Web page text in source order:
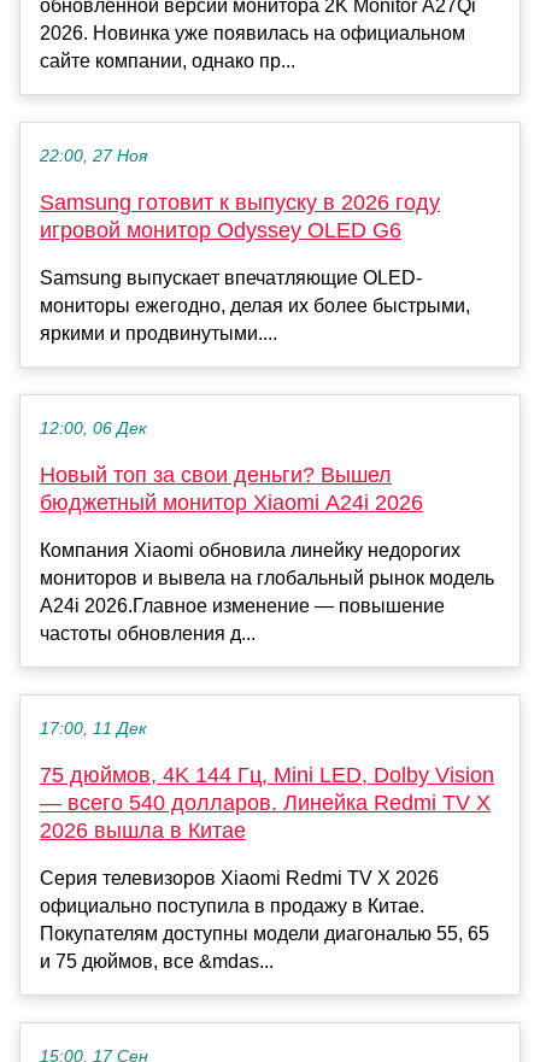
обновлённой версии монитора 2K Monitor A27Qi
2026. Новинка уже появилась на официальном
сайте компании, однако пр...
22:00, 27 Ноя
Samsung готовит к выпуску в 2026 году
игровой монитор Odyssey OLED G6
Samsung выпускает впечатляющие OLED-
мониторы ежегодно, делая их более быстрыми,
яркими и продвинутыми....
12:00, 06 Дек
Новый топ за свои деньги? Вышел
бюджетный монитор Xiaomi A24i 2026
Компания Xiaomi обновила линейку недорогих
мониторов и вывела на глобальный рынок модель
A24i 2026.Главное изменение — повышение
частоты обновления д...
17:00, 11 Дек
75 дюймов, 4K 144 Гц, Mini LED, Dolby Vision
— всего 540 долларов. Линейка Redmi TV X
2026 вышла в Китае
Серия телевизоров Xiaomi Redmi TV X 2026
официально поступила в продажу в Китае.
Покупателям доступны модели диагональю 55, 65
и 75 дюймов, все &mdas...
15:00, 17 Сен